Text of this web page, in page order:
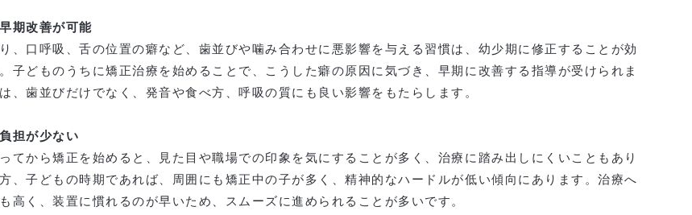
期改善が可能
、口呼吸、舌の位置の癖など、歯並びや噛み合わせに悪影響を与える習慣は、幼少期に修正することが効
子どものうちに矯正治療を始めることで、こうした癖の原因に気づき、早期に改善する指導が受けられま
、歯並びだけでなく、発音や食べ方、呼吸の質にも良い影響をもたらします。
担が少ない
てから矯正を始めると、見た目や職場での印象を気にすることが多く、治療に踏み出しにくいこともあり
、子どもの時期であれば、周囲にも矯正中の子が多く、精神的なハードルが低い傾向にあります。治療へ
高く、装置に慣れるのが早いため、スムーズに進められることが多いです。